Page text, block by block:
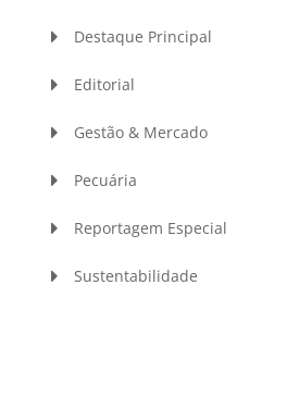
Destaque Principal
Editorial
Gestão & Mercado
Pecuária
Reportagem Especial
Sustentabilidade